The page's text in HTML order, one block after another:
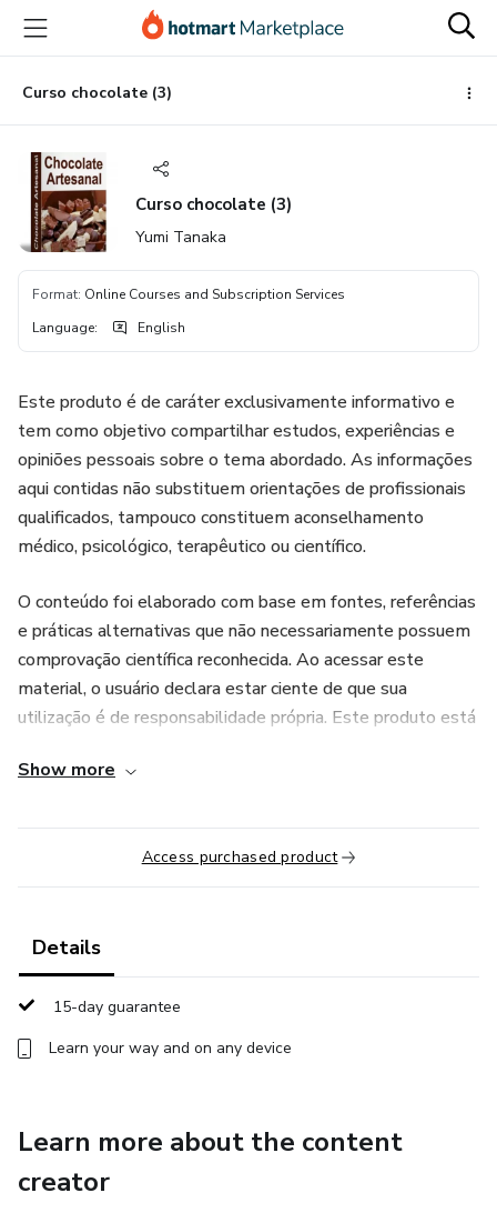
main
content
Curso chocolate (3)
Curso chocolate (3)
Yumi Tanaka
Format: Online Courses and Subscription Services
Language: English
Este produto é de caráter exclusivamente informativo e
tem como objetivo compartilhar estudos, experiências e
opiniões pessoais sobre o tema abordado. As informações
aqui contidas não substituem orientações de profissionais
qualificados, tampouco constituem aconselhamento
médico, psicológico, terapêutico ou científico.
O conteúdo foi elaborado com base em fontes, referências
e práticas alternativas que não necessariamente possuem
comprovação científica reconhecida. Ao acessar este
material, o usuário declara estar ciente de que sua
utilização é de responsabilidade própria. Este produto está
da plataforma e destina-se apenas a fins educacionais e de
Show more
Access purchased product
Details
15-day guarantee
Learn your way and on any device
Learn more about the content
creator